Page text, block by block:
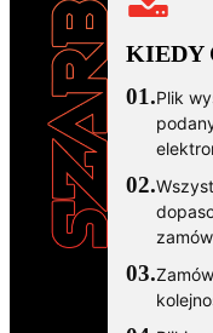
KIEDY
01.Plik
02.
03.